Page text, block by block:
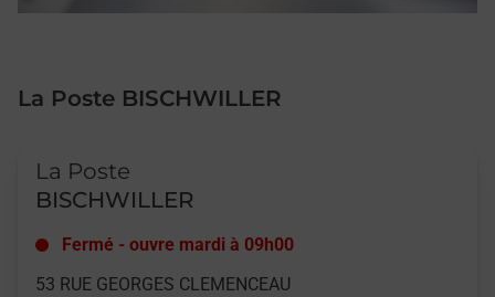
La Poste BISCHWILLER
La Poste
BISCHWILLER
Fermé - ouvre mardi à 09h00
53 RUE GEORGES CLEMENCEAU